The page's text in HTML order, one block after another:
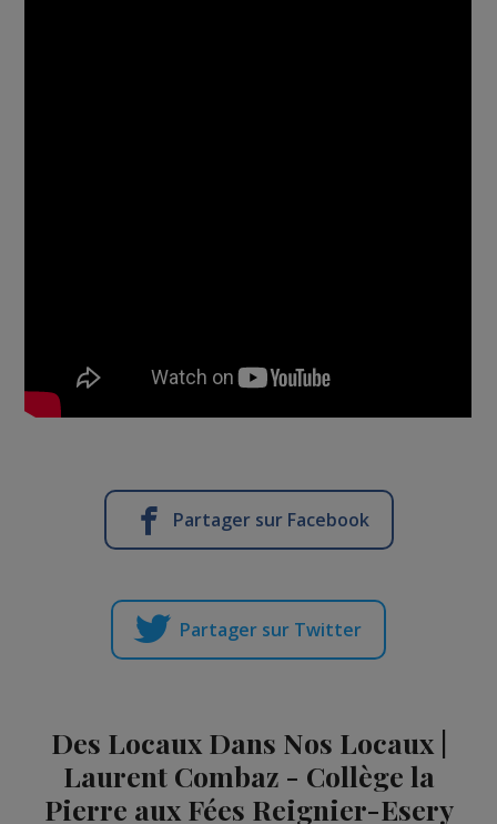
Partager sur Facebook
Partager sur Twitter
Des Locaux Dans Nos Locaux |
Laurent Combaz - Collège la
Pierre aux Fées Reignier-Esery